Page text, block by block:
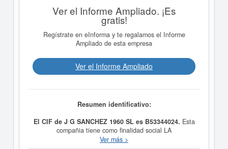
Ver el Informe Ampliado. ¡Es
gratis!
Regístrate en eInforma y te regalamos el Informe
Ampliado de esta empresa
Ver el Informe Ampliado
Resumen identificativo:
El CIF de J G SANCHEZ 1960 SL es B53344024. Esta
compañia tiene como finalidad social LA
ADMINISTRACION DE FINCAS URBANAS Y DE
Ver más >